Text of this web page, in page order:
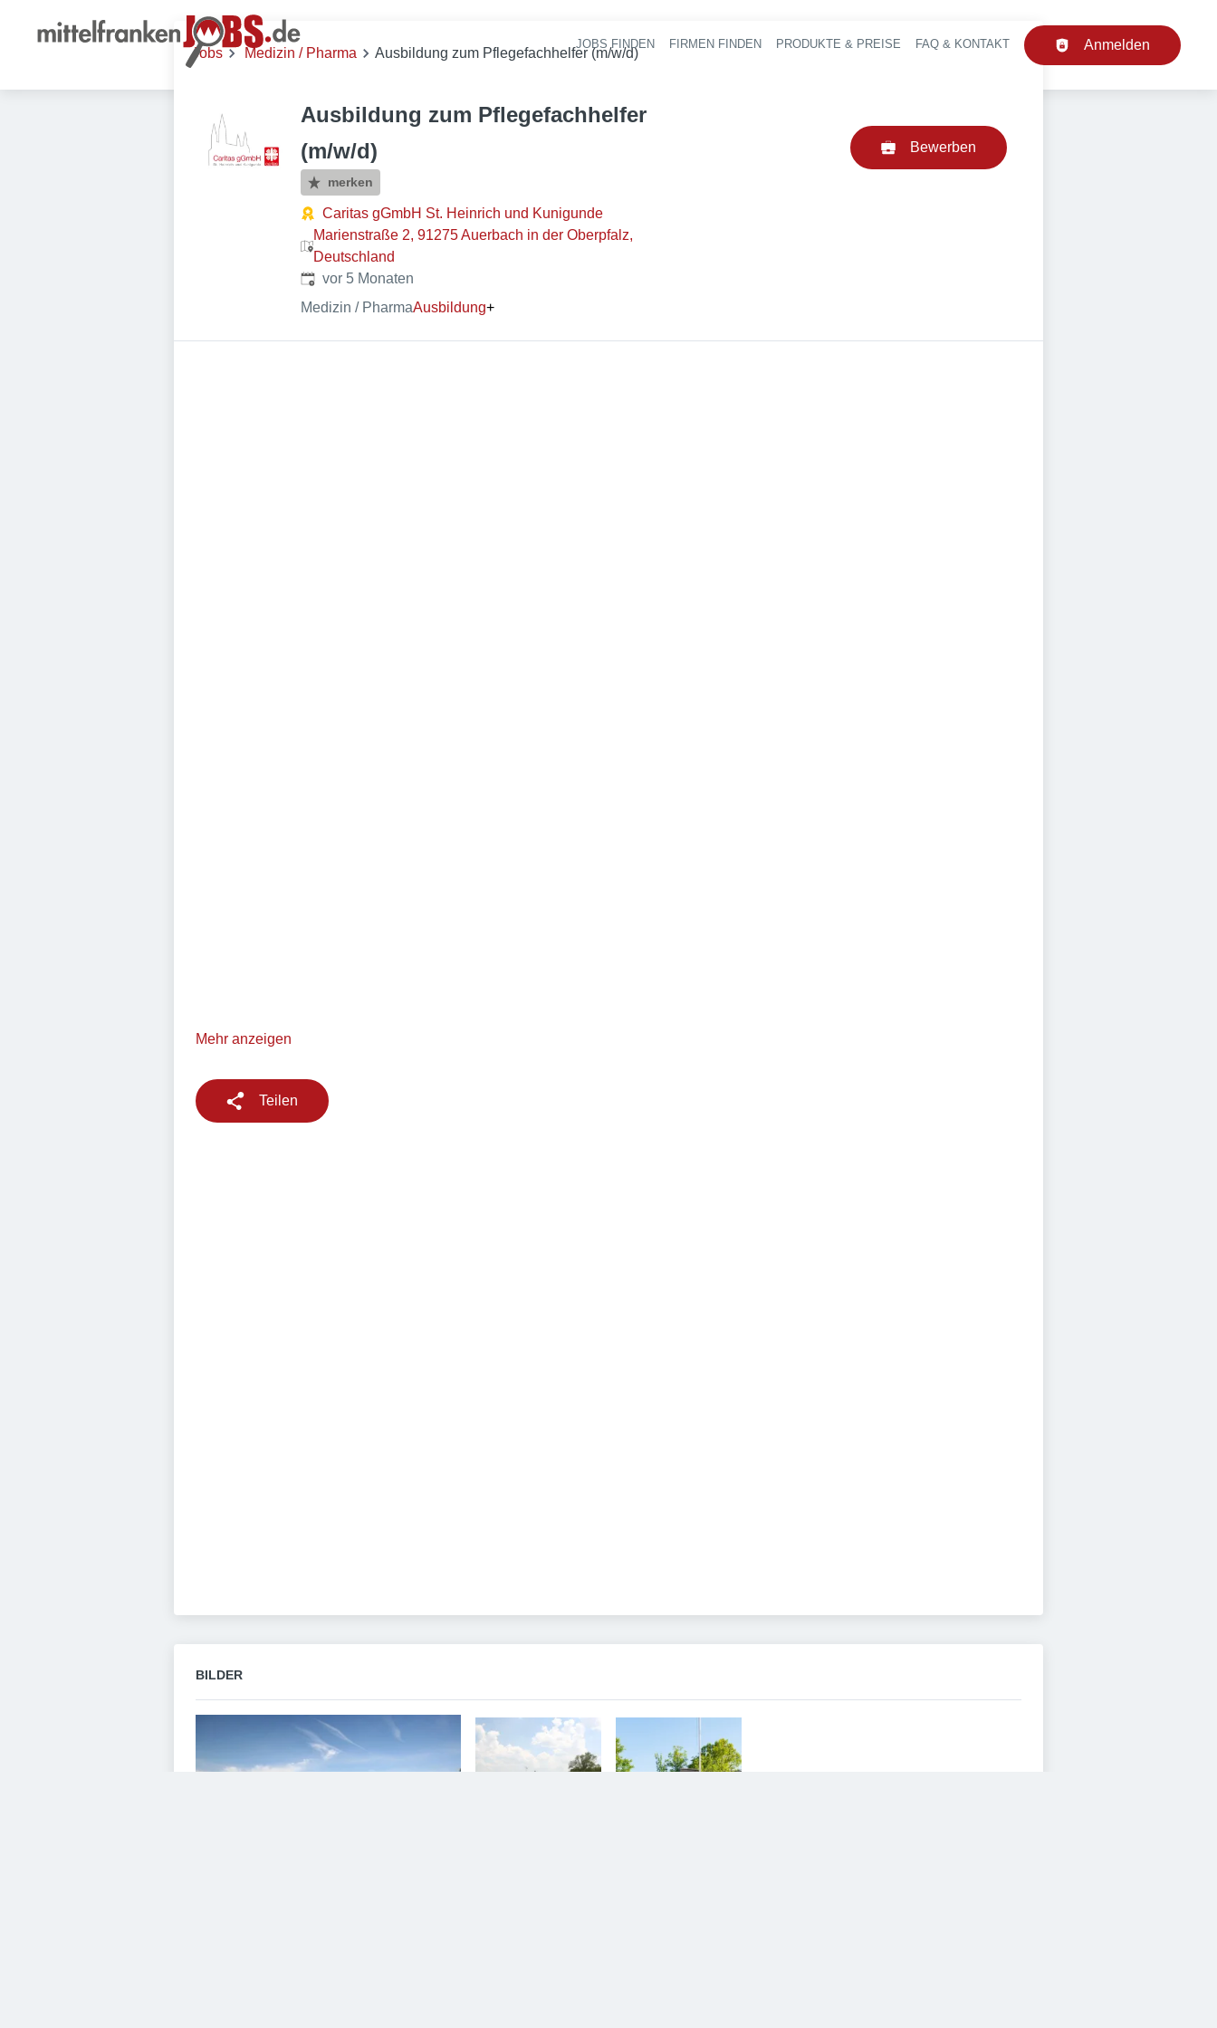
Haupt-Navigation
JOBS FINDEN FIRMEN FINDEN PRODUKTE & PREISE FAQ & KONTAKT Anmelden
Jobs Medizin / Pharma Ausbildung zum Pflegefachhelfer (m/w/d)
Ausbildung zum Pflegefachhelfer
(m/w/d)
merken
Caritas gGmbH St. Heinrich und Kunigunde
Marienstraße 2, 91275 Auerbach in der Oberpfalz,
Deutschland
Veröffentlicht:
vor 5 Monaten
Medizin / PharmaAusbildung+
Bewerben
Mehr anzeigen
Teilen
BILDER